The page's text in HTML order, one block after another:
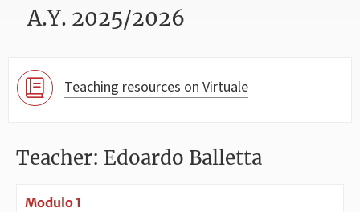
A.Y. 2025/2026
Teaching resources on Virtuale
Teacher: Edoardo Balletta
Modulo 1